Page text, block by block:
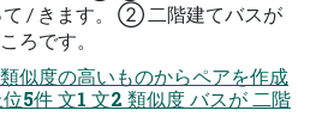
て / きます。 ② 二階建てバスが
ろです。
似度の高いものからペアを作成
5件 文1 文2 類似度 バスが 二階